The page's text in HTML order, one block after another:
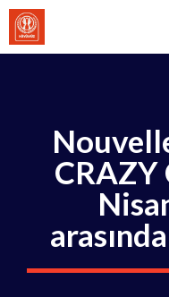
İçeriğe
atla